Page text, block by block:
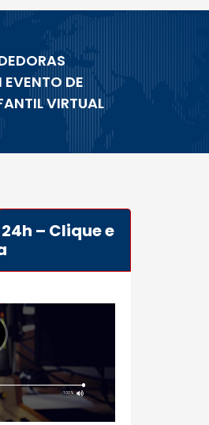
EVENTO DE
VIRTUAL
24h – Clique e